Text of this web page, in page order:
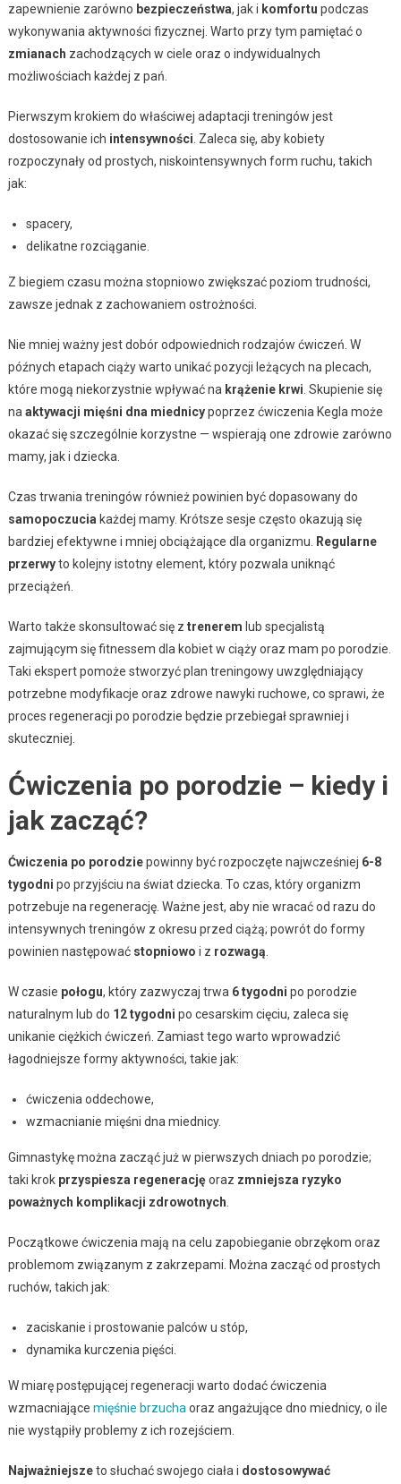
zapewnienie zarówno bezpieczeństwa, jak i komfortu podczas
wykonywania aktywności fizycznej. Warto przy tym pamiętać o
zmianach zachodzących w ciele oraz o indywidualnych
możliwościach każdej z pań.
Pierwszym krokiem do właściwej adaptacji treningów jest
dostosowanie ich intensywności . Zaleca się, aby kobiety
rozpoczynały od prostych, niskointensywnych form ruchu, takich
jak:
spacery,
delikatne rozciąganie.
Z biegiem czasu można stopniowo zwiększać poziom trudności,
zawsze jednak z zachowaniem ostrożności.
Nie mniej ważny jest dobór odpowiednich rodzajów ćwiczeń. W
późnych etapach ciąży warto unikać pozycji leżących na plecach,
które mogą niekorzystnie wpływać na krążenie krwi . Skupienie się
na aktywacji mięśni dna miednicypoprzez ćwiczenia Kegla może
okazać się szczególnie korzystne — wspierają one zdrowie zarówno
mamy, jak i dziecka.
Czas trwania treningów również powinien być dopasowany do
samopoczucia każdej mamy. Krótsze sesje często okazują się
bardziej efektywne i mniej obciążające dla organizmu.
Regularne
przerwyto kolejny istotny element, który pozwala uniknąć
przeciążeń.
Warto także skonsultować się z trenerem lub specjalistą
zajmującym się fitnessem dla kobiet w ciąży oraz mam po porodzie.
Taki ekspert pomoże stworzyć plan treningowy uwzględniający
potrzebne modyfikacje oraz zdrowe nawyki ruchowe, co sprawi, że
proces regeneracji po porodzie będzie przebiegał sprawniej i
skuteczniej.
Ćwiczenia po porodzie – kiedy i
jak zacząć?
Ćwiczenia po porodziepowinny być rozpoczęte najwcześniej 6-8
tygodni po przyjściu na świat dziecka. To czas, który organizm
potrzebuje na regenerację. Ważne jest, aby nie wracać od razu do
intensywnych treningów z okresu przed ciążą; powrót do formy
powinien następować stopniowo i z rozwagą
W czasie połogu, który zazwyczaj trwa 6 tygodni po porodzie
naturalnym lub do 12 tygodni po cesarskim cięciu, zaleca się
unikanie ciężkich ćwiczeń. Zamiast tego warto wprowadzić
łagodniejsze formy aktywności, takie jak:
ćwiczenia oddechowe,
wzmacnianie mięśni dna miednicy.
Gimnastykę można zacząć już w pierwszych dniach po porodzie;
taki krok przyspiesza regeneracjęoraz zmniejsza ryzyko
poważnych komplikacji zdrowotnych
Początkowe ćwiczenia mają na celu zapobieganie obrzękom oraz
problemom związanym z zakrzepami. Można zacząć od prostych
ruchów, takich jak:
zaciskanie i prostowanie palców u stóp,
dynamika kurczenia pięści.
W miarę postępującej regeneracji warto dodać ćwiczenia
wzmacniające mięśnie brzucha oraz angażujące dno miednicy, o ile
nie wystąpiły problemy z ich rozejściem.
Najważniejszeto słuchać swojego ciała i dostosowywać